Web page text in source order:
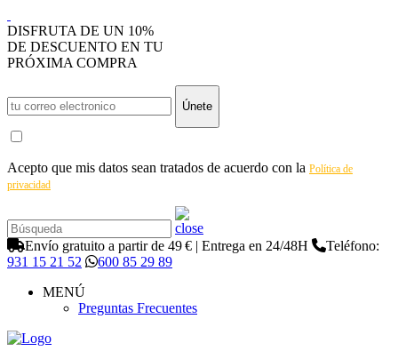
DISFRUTA DE UN 10%
DE DESCUENTO EN TU
PRÓXIMA COMPRA
Únete
Acepto que mis datos sean tratados de acuerdo con la Política de
privacidad
Envío gratuito a partir de 49 € | Entrega en 24/48H
Teléfono:
931 15 21 52
600 85 29 89
MENÚ
Preguntas Frecuentes